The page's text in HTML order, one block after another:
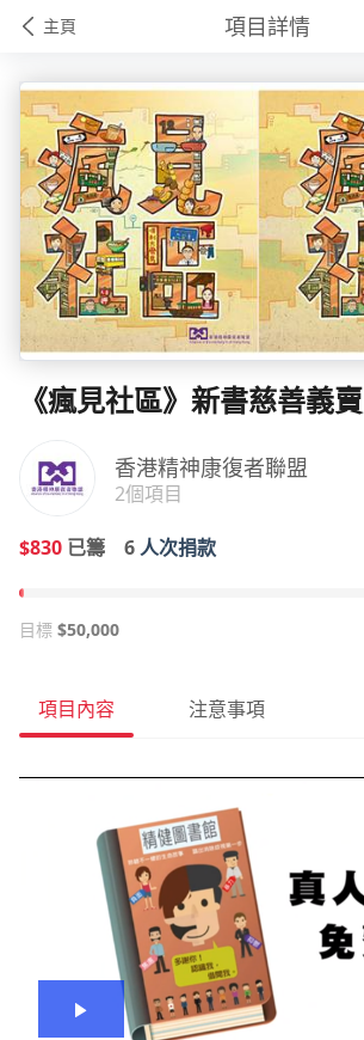
主頁 項目詳情
《瘋見社區》新書慈善義賣
香港精神康復者聯盟
2個項目
$830 已籌 6人次捐款
目標 $50,000
項目內容 注意事項